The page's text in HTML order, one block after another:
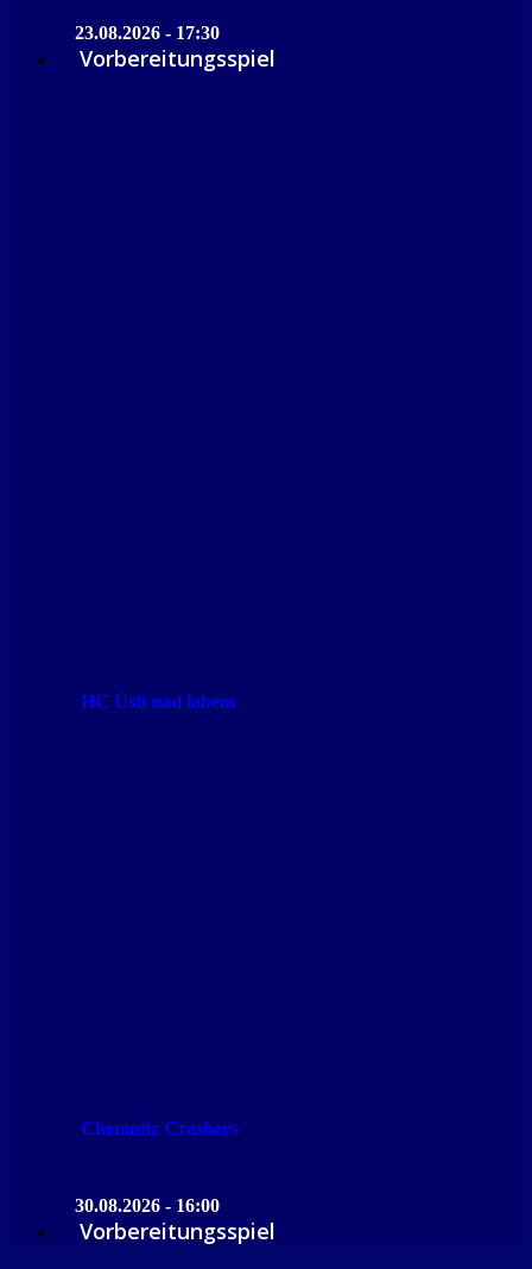
23.08.2026 - 17:30
Vorbereitungsspiel
HC Ústí nad labem
Chemnitz Crashers
30.08.2026 - 16:00
Vorbereitungsspiel